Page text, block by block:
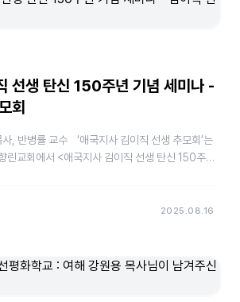
선생 탄신 150주년 기념 세미나 -
회
, 반병률 교수 ‘애국지사 김이직 선생 추모회’는
린교회에서 <애국지사 김이직 선생 탄신 150주
2025.08.16